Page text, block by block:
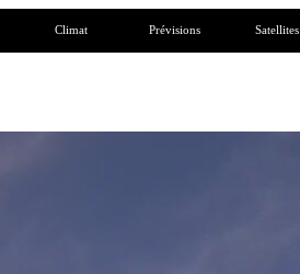
Climat Prévisions Satellites